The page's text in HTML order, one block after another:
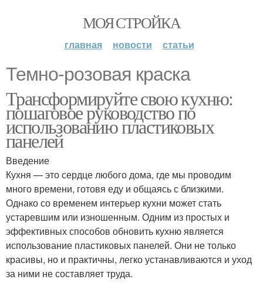
МОЯ СТРОЙКА
главная новости статьи
Темно-розовая краска
Трансформируйте свою кухню:
пошаговое руководство по
использованию пластиковых
панелей
Введение
Кухня — это сердце любого дома, где мы проводим
много времени, готовя еду и общаясь с близкими.
Однако со временем интерьер кухни может стать
устаревшим или изношенным. Одним из простых и
эффективных способов обновить кухню является
использование пластиковых панелей. Они не только
красивы, но и практичны, легко устанавливаются и уход
за ними не составляет труда.